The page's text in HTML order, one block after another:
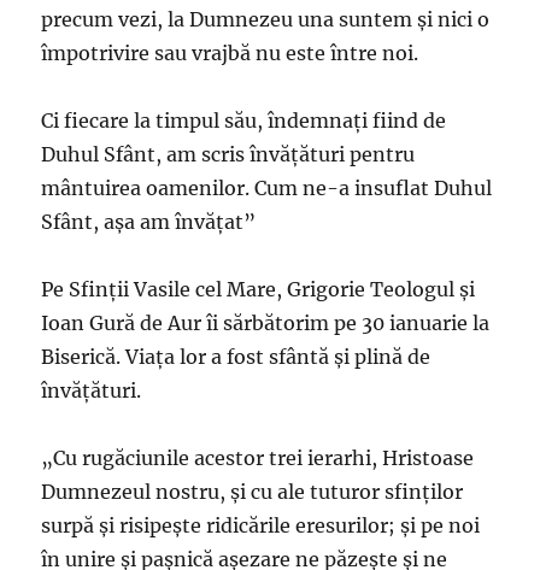
precum vezi, la Dumnezeu una suntem şi nici o
împotrivire sau vrajbă nu este între noi.
Ci fiecare la timpul său, îndemnaţi fiind de
Duhul Sfânt, am scris învăţături pentru
mântuirea oamenilor. Cum ne-a insuflat Duhul
Sfânt, aşa am învăţat”
Pe Sfinţii Vasile cel Mare, Grigorie Teologul şi
Ioan Gură de Aur îi sărbătorim pe 30 ianuarie la
Biserică. Viața lor a fost sfântă și plină de
învățături.
„Cu rugăciunile acestor trei ierarhi, Hristoase
Dumnezeul nostru, şi cu ale tuturor sfinţilor
surpă şi risipeşte ridicările eresurilor; şi pe noi
în unire şi paşnică aşezare ne păzeşte şi ne